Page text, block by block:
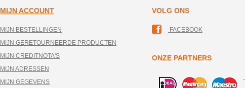
MIJN ACCOUNT
MIJN BESTELLINGEN
MIJN GERETOURNEERDE PRODUCTEN
MIJN CREDITNOTA'S
MIJN ADRESSEN
MIJN GEGEVENS
VOLG ONS
FACEBOOK
ONZE PARTNERS